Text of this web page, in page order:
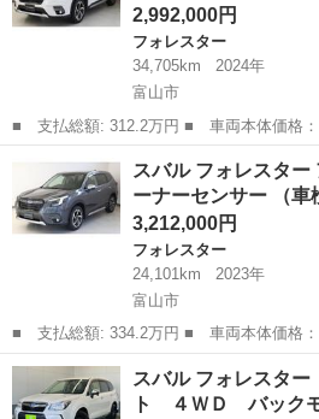
2,992,000円
フォレスター
34,705km
2024年
富山市
■ 支払総額: 312.2万円 ■ 車両本体価格： 2,992,000 円 ■ メーカ
ー名： スバル ■ 車種名： フォレスタ
バンス 元レンタカー タイヤ新品交換
富山市
スバル フォレスタ
ーナーセンサー （車
3,212,000円
フォレスター
24,101km
2023年
富山市
■ 支払総額: 334.2万円 ■ 車両本体価格： 3,212,000 円 ■ メーカ
ー名： スバル ■ 車種名： フォレスタ
バンス フロントコーナーセンサー ■
富山 富山市
スバル フォレスタ
ト ４ＷＤ バッ